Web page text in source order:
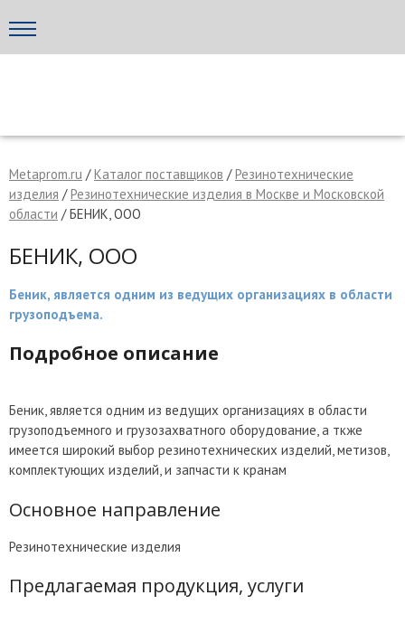
МЕТАПРОМ - российский торгово-промышленный портал
Написать поставщику
Metaprom.ru /Каталог поставщиков /Резинотехнические
изделия /Резинотехнические изделия в Москве и Московской
области / БЕНИК, ООО
БЕНИК, ООО
Беник, является одним из ведущих организациях в области
грузоподъема.
Подробное описание
Беник, является одним из ведущих организациях в области
грузоподъемного и грузозахватного оборудование, а ткже
имеется широкий выбор резинотехнических изделий, метизов,
комплектующих изделий, и запчасти к кранам
Основное направление
Резинотехнические изделия
Предлагаемая продукция, услуги